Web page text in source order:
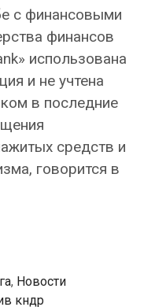
с финансовыми
финансов
использована
и не учтена
в последние
средств и
говорится в
, Новости
кндр